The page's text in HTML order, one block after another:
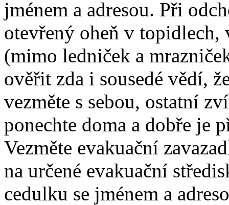
jménem a adresou. Při
otevřený oheň v
(mimo ledniček a
ověřit zda i sousedé vědí,
vezměte s sebou, ostatní
ponechte doma a dobře je
Vezměte evakuační
na určené evakuační
cedulku se jménem a